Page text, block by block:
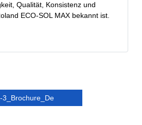
Qualität, Konsistenz und
ECO-SOL MAX bekannt ist.
3_Brochure_De